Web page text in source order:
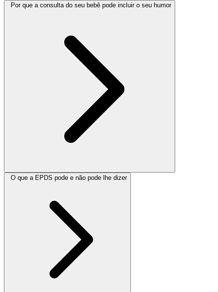
Por que a consulta do seu bebê pode incluir o seu humor
O que a EPDS pode e não pode lhe dizer